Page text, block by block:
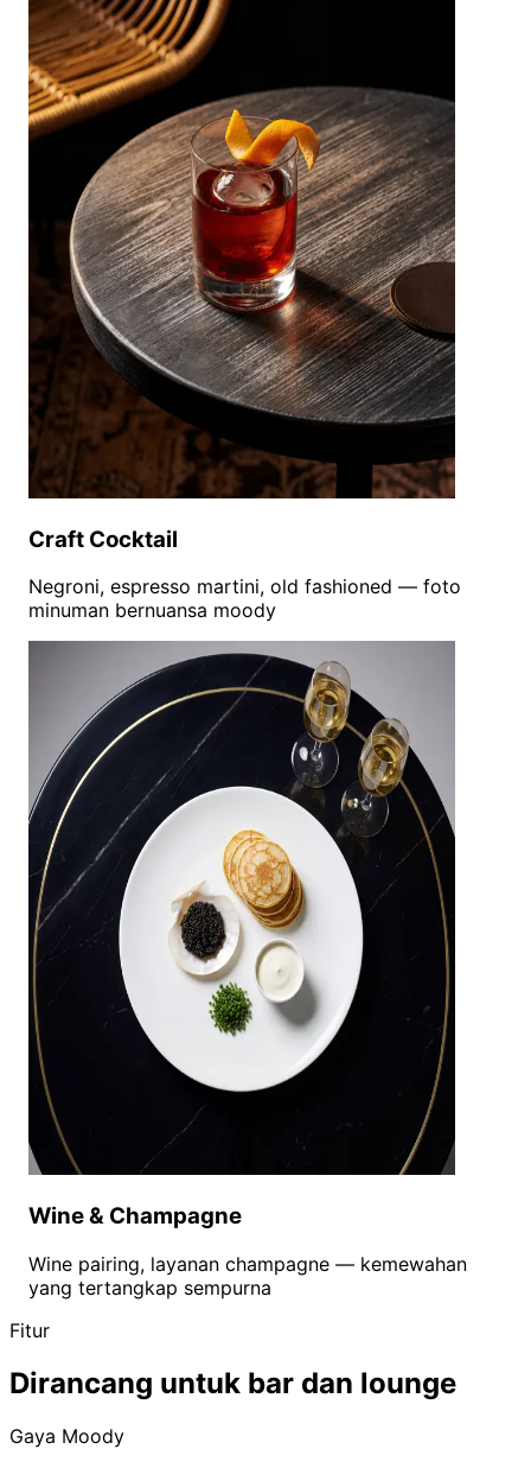
Craft Cocktail
Negroni, espresso martini, old fashioned — foto
minuman bernuansa moody
Wine & Champagne
Wine pairing, layanan champagne — kemewahan
yang tertangkap sempurna
Fitur
Dirancang untuk bar dan lounge
Gaya Moody